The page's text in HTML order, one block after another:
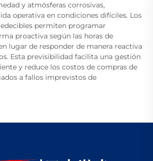
y atmósferas corrosivas,
operativa en condiciones difíciles. Los
permiten programar
proactiva según las horas de
lugar de responder de manera reactiva
Esta previsibilidad facilita una gestión
y reduce los costos de compras de
a fallos imprevistos de